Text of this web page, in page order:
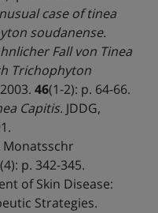
case of tinea
soudanense.
Fall von Tinea
Trichophyton
46(1-2): p. 64-66.
Capitis. JDDG,
Monatsschr
(4): p. 342-345.
of Skin Disease:
Strategies.